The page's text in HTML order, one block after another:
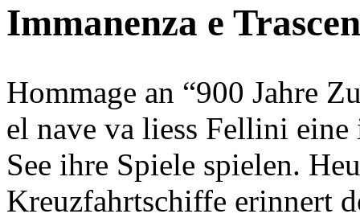
Immanenza e
Hommage an “900 Jahre
el nave va liess Fellini
See ihre Spiele spielen.
Kreuzfahrtschiffe erinnert